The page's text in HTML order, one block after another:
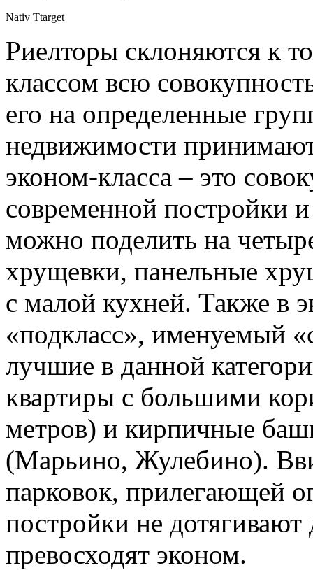
Nativ Ttarget
Риелторы склоняются к
классом всю
его на определенные
недвижимости
эконом-класса – это
современной постройки
можно поделить на
хрущевки, панельные
с малой кухней. Также в
«подкласс», именуемый
лучшие в данной
квартиры с большими
метров) и кирпичные
(Марьино, Жулебино).
парковок, прилегающей
постройки не дотягивают
превосходят эконом.